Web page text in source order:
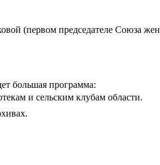
(первом председателе Союза
большая программа:
и сельским клубам области.